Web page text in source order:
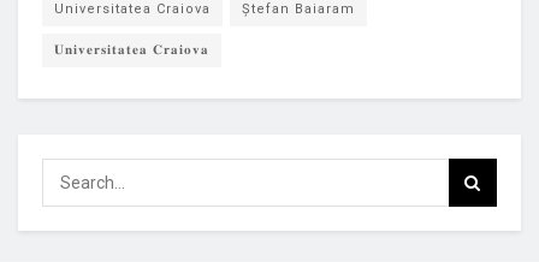
Universitatea Craiova Ștefan Baiaram
𝐔𝐧𝐢𝐯𝐞𝐫𝐬𝐢𝐭𝐚𝐭𝐞𝐚 𝐂𝐫𝐚𝐢𝐨𝐯𝐚